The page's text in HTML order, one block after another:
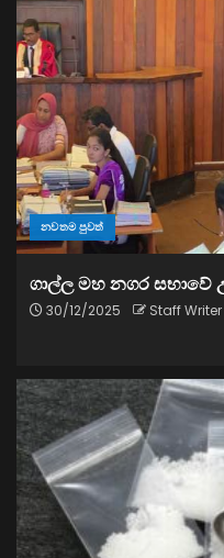
නවතම පුවත්
ගාල්ල මහ නගර
30/12/2025 Staff